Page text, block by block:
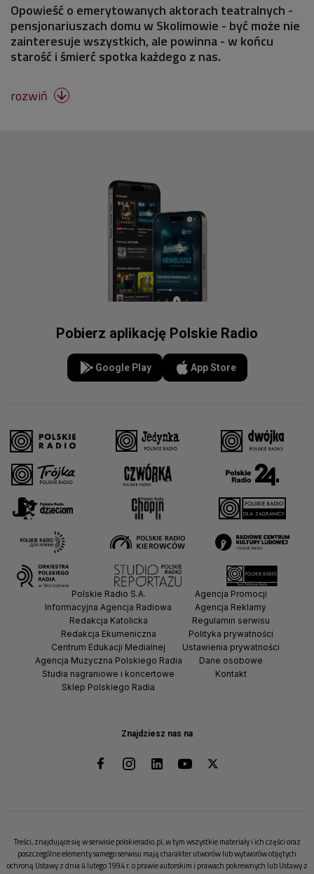
Opowieść o emerytowanych aktorach teatralnych -
pensjonariuszach domu w Skolimowie - być może nie
zainteresuje wszystkich, ale powinna - w końcu
starość i śmierć spotka każdego z nas.
rozwiń 
Pobierz aplikację Polskie Radio
Google Play App Store
Znajdziesz nas na
Polskie Radio S.A.
Informacyjna Agencja Radiowa
Redakcja Katolicka
Redakcja Ekumeniczna
Centrum Edukacji Medialnej
Agencja Muzyczna Polskiego Radia
Studia nagraniowe i koncertowe
Sklep Polskiego Radia
Agencja Promocji
Agencja Reklamy
Regulamin serwisu
Polityka prywatności
Ustawienia prywatności
Dane osobowe
Kontakt
Treści, znajdujące się w serwisie polskieradio.pl, w tym wszystkie materiały i ich części oraz
poszczególne elementy samego serwisu mają charakter utworów lub wytworów objętych
ochroną Ustawy z dnia 4 lutego 1994 r. o prawie autorskim i prawach pokrewnych lub Ustawy z